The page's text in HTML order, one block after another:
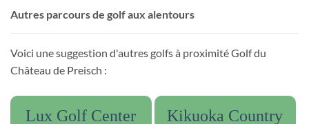
Autres parcours de golf aux alentours
Voici une suggestion d'autres golfs à proximité Golf du
Château de Preisch :
Lux Golf Center Kikuoka Country